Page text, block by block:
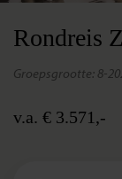
Rondreis
v.a. € 3.571,-
groepsgrootte: 8-20